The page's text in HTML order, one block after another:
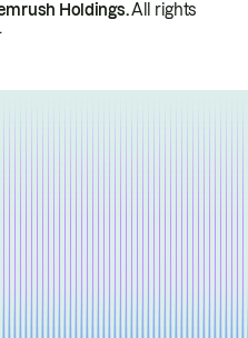
Holdings.All rights